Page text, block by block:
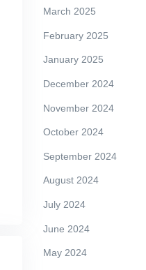
March 2025
February 2025
January 2025
December 2024
November 2024
October 2024
September 2024
August 2024
July 2024
June 2024
May 2024